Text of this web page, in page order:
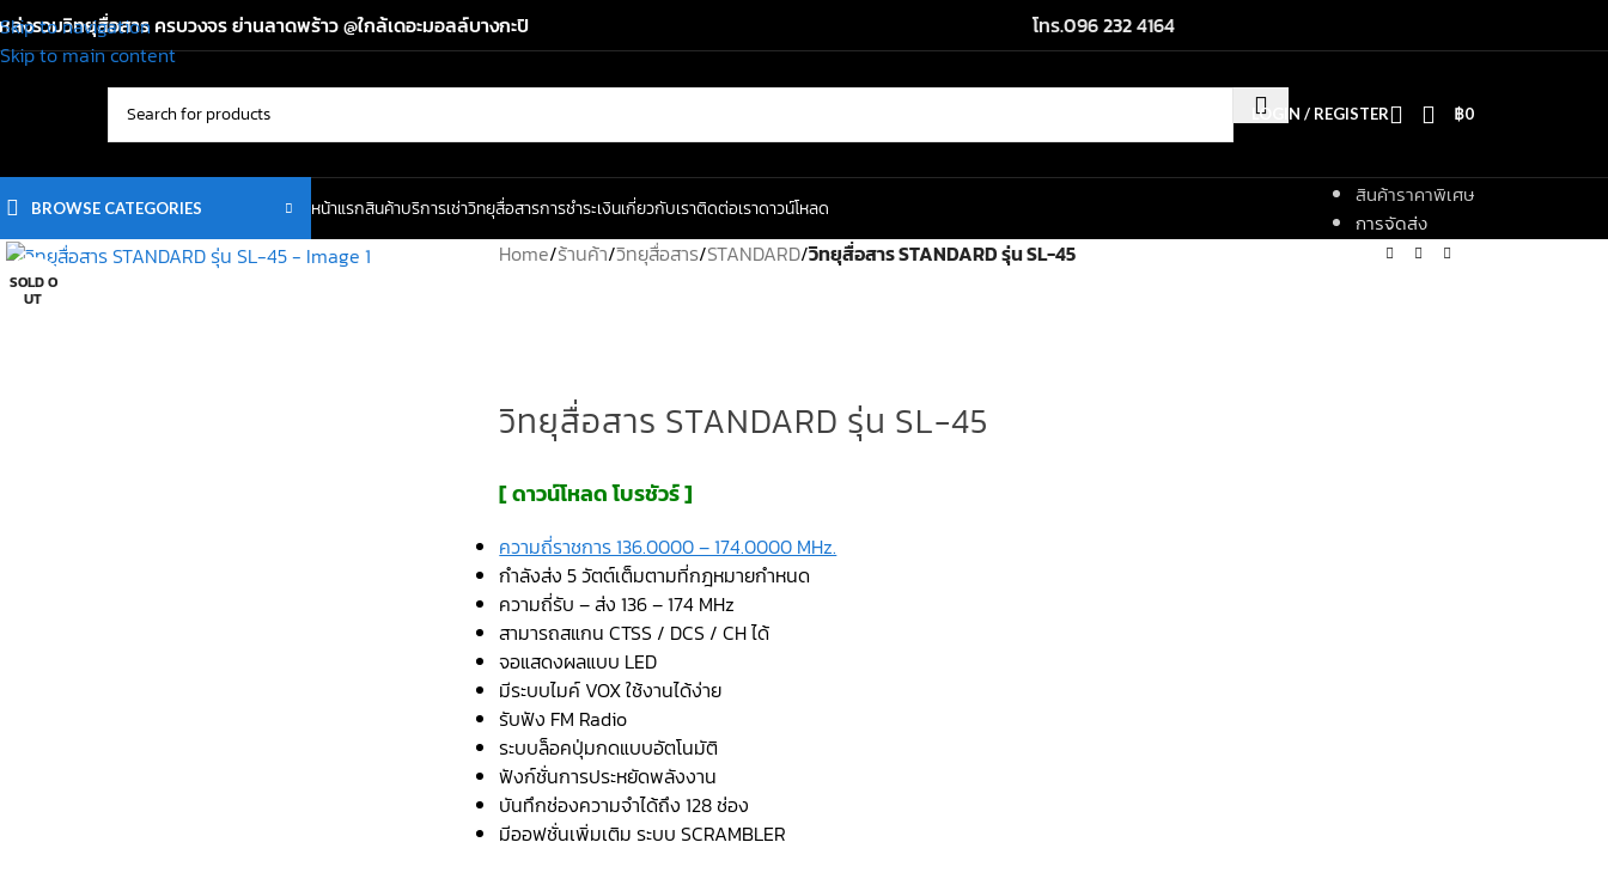
Skip to navigation
Skip to main content
ล่งรวมวิทยุสื่อสาร ครบวงจร ย่านลาดพร้าว @ใกล้เดอะมอลล์บางกะปิ โทร.096 232 4164
LOGIN / REGISTER ฿0
BROWSE CATEGORIES หน้าแรกสินค้าบริการเช่าวิทยุสื่อสารการชำระเงินเกี่ยวกับเราติดต่อเราดาวน์โหลด
สินค้าราคาพิเศษ
การจัดส่ง
SOLD O
UT
Home/ร้านค้า/วิทยุสื่อสาร/STANDARD/วิทยุสื่อสาร STANDARD รุ่น SL-45
วิทยุสื่อสาร STANDARD รุ่น SL-45
[ ดาวน์โหลด โบรชัวร์ ]
ความถี่ราชการ 136.0000 – 174.0000 MHz.
กำลังส่ง 5 วัตต์เต็มตามที่กฎหมายกำหนด
ความถี่รับ – ส่ง 136 – 174 MHz
สามารถสแกน CTSS / DCS / CH ได้
จอแสดงผลแบบ LED
มีระบบไมค์ VOX ใช้งานได้ง่าย
รับฟัง FM Radio
ระบบล็อคปุ่มกดแบบอัตโนมัติ
ฟังก์ชั่นการประหยัดพลังงาน
บันทึกช่องความจำได้ถึง 128 ช่อง
มีออฟชั่นเพิ่มเติม ระบบ SCRAMBLER